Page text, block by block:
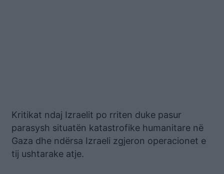
Kritikat ndaj Izraelit po rriten duke pasur
parasysh situatën katastrofike humanitare në
Gaza dhe ndërsa Izraeli zgjeron operacionet e
tij ushtarake atje.